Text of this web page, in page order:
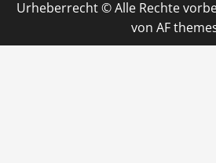
Urheberrecht © Alle Rechte
von AF